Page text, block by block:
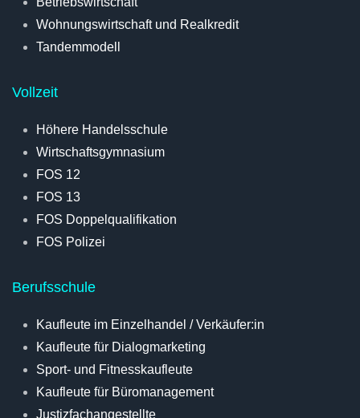
Wohnungswirtschaft und Realkredit
Tandemmodell
Vollzeit
Höhere Handelsschule
Wirtschaftsgymnasium
FOS 12
FOS 13
FOS Doppelqualifikation
FOS Polizei
Berufsschule
Kaufleute im Einzelhandel / Verkäufer:in
Kaufleute für Dialogmarketing
Sport- und Fitnesskaufleute
Kaufleute für Büromanagement
Justizfachangestellte